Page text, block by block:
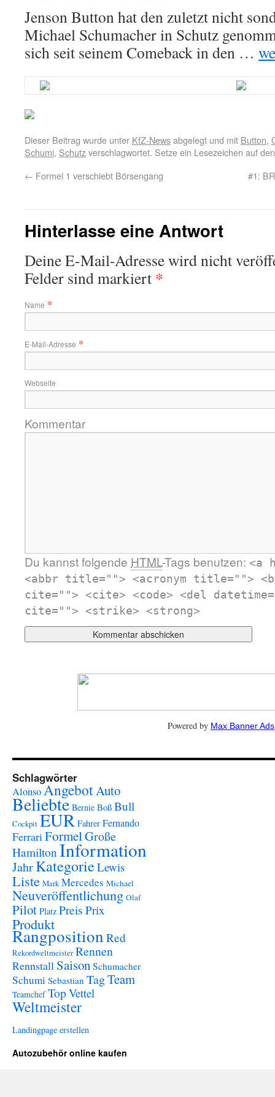
Jenson Button hat den zuletzt nicht
Michael Schumacher in Schutz
sich seit seinem Comeback in den …
Dieser Beitrag wurde unter KfZ-Newsabgelegt und mit Button,
Schumi, Schutzverschlagwortet. Setze ein Lesezeichen auf
← Formel 1 verschiebt Börsengang #1:
Hinterlasse eine Antwort
Deine E-Mail-Adresse wird nicht
Felder sind markiert *
Name *
E-Mail-Adresse *
Webseite
Kommentar
Du kannst folgende HTML-Tags benutzen: <a
<abbr title=""> <acronym title="">
cite=""> <cite> <code> <del
cite=""> <strike> <strong>
Powered by Max Banner Ads
Schlagwörter
AlonsoAngebotAuto
Beliebte Bernie Boß Bull
Cockpit EUR Fahrer Fernando
FerrariFormelGroße
HamiltonInformation
JahrKategorie Lewis
Liste Mark Mercedes Michael
Neuveröffentlichung Olaf
Pilot Platz Preis Prix
Produkt
Rangposition Red
Rekordweltmeister Rennen
Rennstall Saison Schumacher
Schumi Sebastian TagTeam
Teamchef TopVettel
Weltmeister
Landingpage erstellen
Autozubehör online kaufen